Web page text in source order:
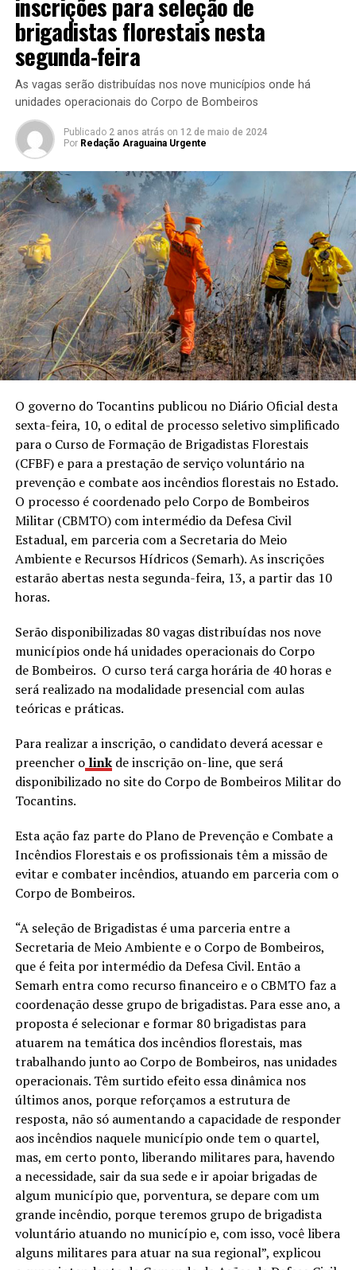
brigadistas florestais nesta
segunda-feira
As vagas serão distribuídas nos nove municípios onde há
unidades operacionais do Corpo de Bombeiros
Publicado 2 anos atrás on 12 de maio de 2024
Por Redação Araguaina Urgente
O governo do Tocantins publicou no Diário Oficial desta
sexta-feira, 10, o edital de processo seletivo simplificado
para o Curso de Formação de Brigadistas Florestais
(CFBF) e para a prestação de serviço voluntário na
prevenção e combate aos incêndios florestais no Estado.
O processo é coordenado pelo Corpo de Bombeiros
Militar (CBMTO) com intermédio da Defesa Civil
Estadual, em parceria com a Secretaria do Meio
Ambiente e Recursos Hídricos (Semarh). As inscrições
estarão abertas nesta segunda-feira, 13, a partir das 10
horas.
Serão disponibilizadas 80 vagas distribuídas nos nove
municípios onde há unidades operacionais do Corpo
de Bombeiros. O curso terá carga horária de 40 horas e
será realizado na modalidade presencial com aulas
teóricas e práticas.
Para realizar a inscrição, o candidato deverá acessar e
preencher o linkde inscrição on-line, que será
disponibilizado no site do Corpo de Bombeiros Militar do
Tocantins.
Esta ação faz parte do Plano de Prevenção e Combate a
Incêndios Florestais e os profissionais têm a missão de
evitar e combater incêndios, atuando em parceria com o
Corpo de Bombeiros.
“A seleção de Brigadistas é uma parceria entre a
Secretaria de Meio Ambiente e o Corpo de Bombeiros,
que é feita por intermédio da Defesa Civil. Então a
Semarh entra como recurso financeiro e o CBMTO faz a
coordenação desse grupo de brigadistas. Para esse ano, a
proposta é selecionar e formar 80 brigadistas para
atuarem na temática dos incêndios florestais, mas
trabalhando junto ao Corpo de Bombeiros, nas unidades
operacionais. Têm surtido efeito essa dinâmica nos
últimos anos, porque reforçamos a estrutura de
resposta, não só aumentando a capacidade de responder
aos incêndios naquele município onde tem o quartel,
mas, em certo ponto, liberando militares para, havendo
a necessidade, sair da sua sede e ir apoiar brigadas de
algum município que, porventura, se depare com um
grande incêndio, porque teremos grupo de brigadista
voluntário atuando no município e, com isso, você libera
alguns militares para atuar na sua regional”, explicou